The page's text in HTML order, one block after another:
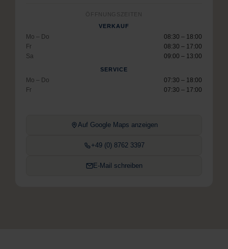
ÖFFNUNGSZEITEN
VERKAUF
Mo – Do
08:30 – 18:00
Fr
08:30 – 17:00
Sa
09:00 – 13:00
SERVICE
Mo – Do
07:30 – 18:00
Fr
07:30 – 17:00
Auf Google Maps anzeigen
+49 (0) 8762 3397
E-Mail schreiben